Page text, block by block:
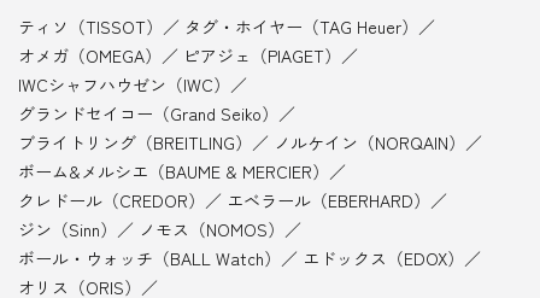
ティソ（TISSOT）
タグ・ホイヤー（TAG Heuer）
オメガ（OMEGA）
ピアジェ（PIAGET）
IWCシャフハウゼン（IWC）
グランドセイコー（Grand Seiko）
ブライトリング（BREITLING）
ノルケイン（NORQAIN）
ボーム&メルシエ（BAUME & MERCIER）
クレドール（CREDOR）
エベラール（EBERHARD）
ジン（Sinn）
ノモス（NOMOS）
ボール・ウォッチ（BALL Watch）
エドックス（EDOX）
オリス（ORIS）